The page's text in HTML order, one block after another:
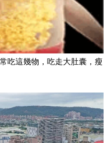
吃這幾物，吃走大肚囊，瘦